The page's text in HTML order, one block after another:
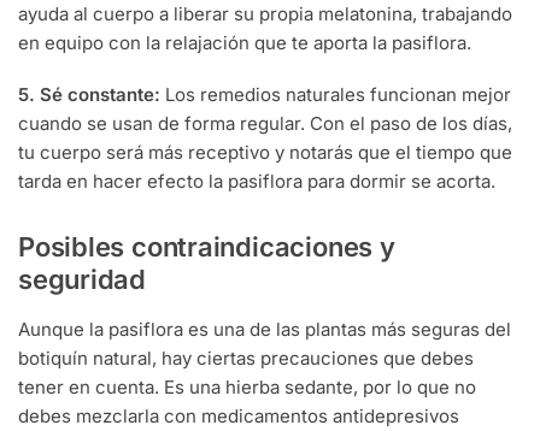
ayuda al cuerpo a liberar su propia melatonina, trabajando
en equipo con la relajación que te aporta la pasiflora.
5. Sé constante: Los remedios naturales funcionan mejor
cuando se usan de forma regular. Con el paso de los días,
tu cuerpo será más receptivo y notarás que el tiempo que
tarda en hacer efecto la pasiflora para dormir se acorta.
Posibles contraindicaciones y
seguridad
Aunque la pasiflora es una de las plantas más seguras del
botiquín natural, hay ciertas precauciones que debes
tener en cuenta. Es una hierba sedante, por lo que no
debes mezclarla con medicamentos antidepresivos